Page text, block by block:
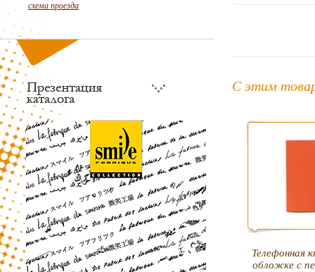
схема проезда
С этим
Телефонная
обложке с